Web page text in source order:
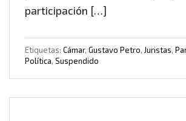
participación […]
Etiquetas: Cámar, Gustavo Petro, Juristas,
Política, Suspendido